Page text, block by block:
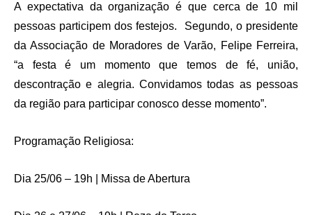
A expectativa da organização é que cerca de 10 mil
pessoas participem dos festejos. Segundo, o presidente
da Associação de Moradores de Varão, Felipe Ferreira,
“a festa é um momento que temos de fé, união,
descontração e alegria. Convidamos todas as pessoas
da região para participar conosco desse momento”.
Programação Religiosa:
Dia 25/06 – 19h | Missa de Abertura